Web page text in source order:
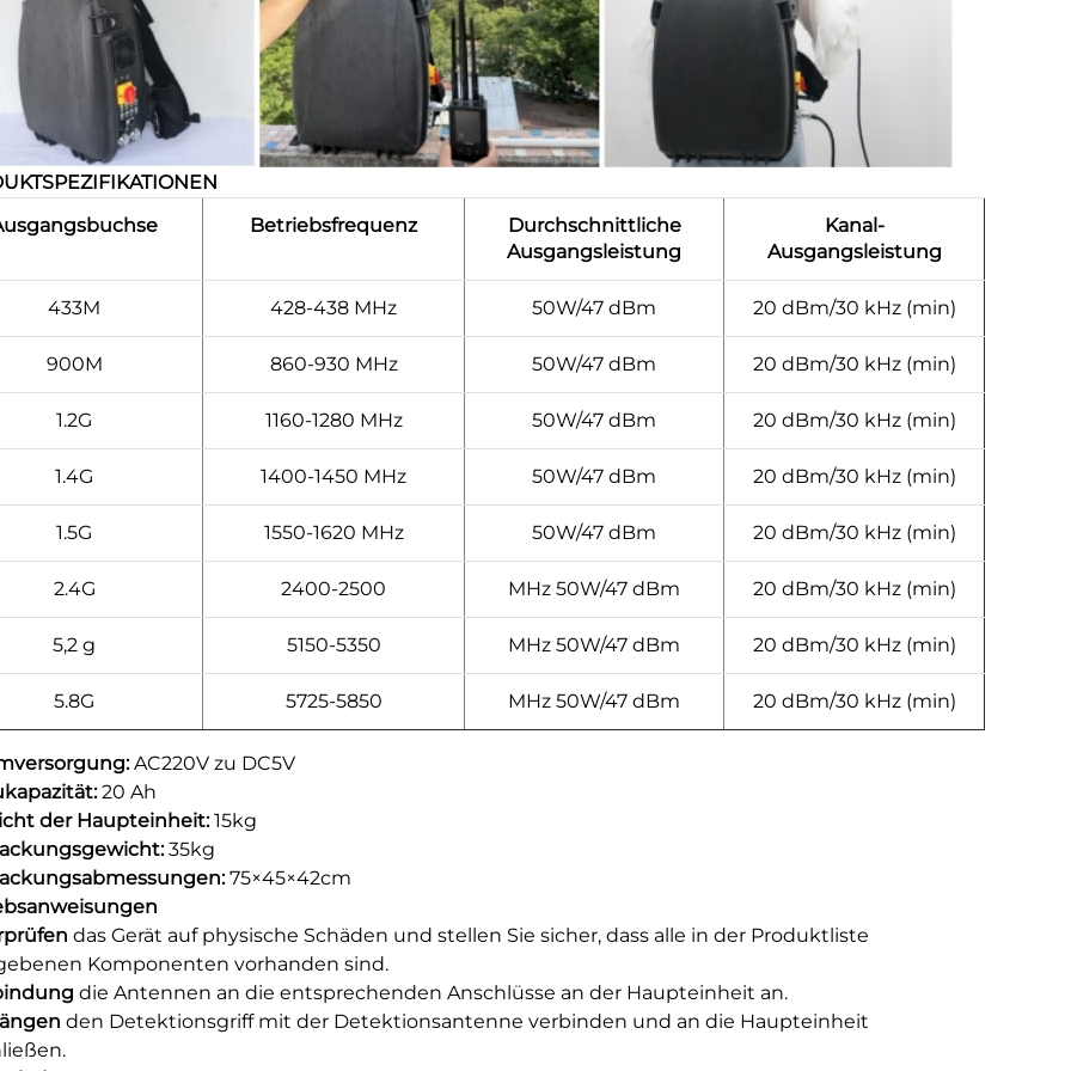
Betriebsfrequenz
Durchschnittliche
Ausgangsleistung
Kanal-
Ausgangsleistung
433M 428-438 MHz 50W/47 dBm 20 dBm/30 kHz (min)
900M 860-930 MHz 50W/47 dBm 20 dBm/30 kHz (min)
1.2G 1160-1280 MHz 50W/47 dBm 20 dBm/30 kHz (min)
1.4G 1400-1450 MHz 50W/47 dBm 20 dBm/30 kHz (min)
1.5G 1550-1620 MHz 50W/47 dBm 20 dBm/30 kHz (min)
2.4G 2400-2500 MHz 50W/47 dBm 20 dBm/30 kHz (min)
5,2 g 5150-5350 MHz 50W/47 dBm 20 dBm/30 kHz (min)
5.8G 5725-5850 MHz 50W/47 dBm 20 dBm/30 kHz (min)
AC220V zu DC5V
20 Ah
der Haupteinheit:15kg
35kg
75×45×42cm
das Gerät auf physische Schäden und stellen Sie sicher, dass alle in der Produktliste
Komponenten vorhanden sind.
die Antennen an die entsprechenden Anschlüsse an der Haupteinheit an.
den Detektionsgriff mit der Detektionsantenne verbinden und an die Haupteinheit